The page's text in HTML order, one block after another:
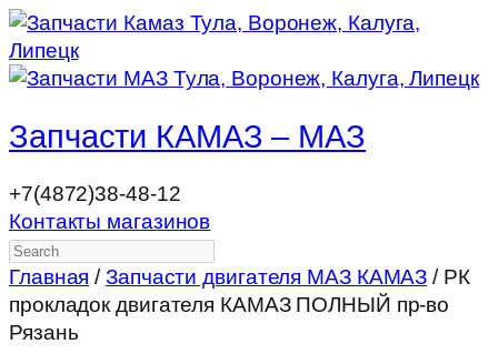
Запчасти КАМАЗ – МАЗ
+7(4872)38-48-12
Контакты магазинов
Search
Главная /Запчасти двигателя МАЗ КАМАЗ / РК
прокладок двигателя КАМАЗ ПОЛНЫЙ пр-во
Рязань